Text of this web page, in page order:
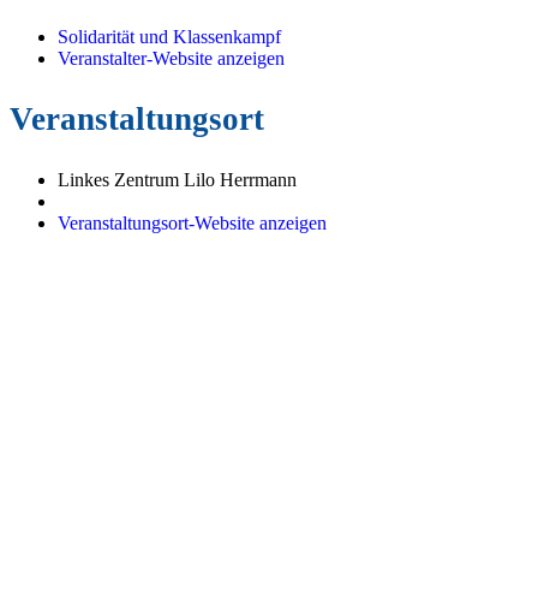
Solidarität und Klassenkampf
Veranstalter-Website anzeigen
Veranstaltungsort
Linkes Zentrum Lilo Herrmann
Veranstaltungsort-Website anzeigen